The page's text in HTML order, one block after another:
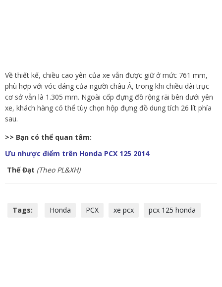
Về thiết kế, chiều cao yên của xe vẫn được giữ ở mức 761 mm,
phù hợp với vóc dáng của người châu Á, trong khi chiều dài trục
cơ sở vẫn là 1.305 mm. Ngoài cốp đựng đồ rộng rãi bên dưới yên
xe, khách hàng có thể tùy chọn hộp đựng đồ dung tích 26 lít phía
sau.
>> Bạn có thể quan tâm:
Ưu nhược điểm trên Honda PCX 125 2014
Thế Đạt (Theo PL&XH)
Tags: Honda PCX xe pcx pcx 125 honda